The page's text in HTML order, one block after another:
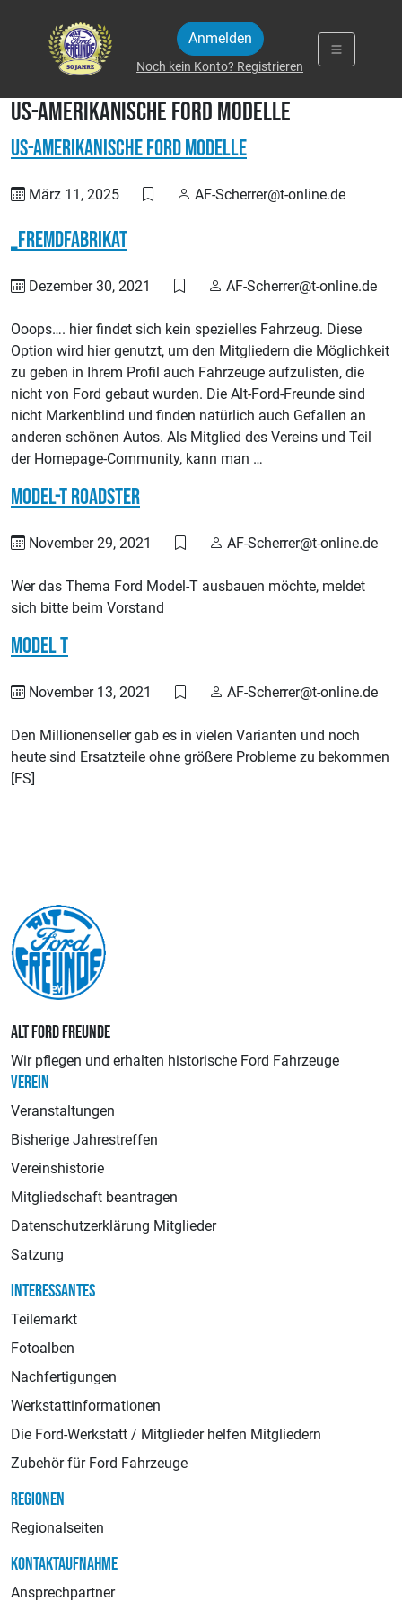
Anmelden
Noch kein Konto? Registrieren
US-Amerikanische Ford Modelle
US-Amerikanische Ford Modelle
März 11, 2025 AF-Scherrer@t-online.de
_Fremdfabrikat
Dezember 30, 2021 AF-Scherrer@t-online.de
Ooops…. hier findet sich kein spezielles Fahrzeug. Diese
Option wird hier genutzt, um den Mitgliedern die Möglichkeit
zu geben in Ihrem Profil auch Fahrzeuge aufzulisten, die
nicht von Ford gebaut wurden. Die Alt-Ford-Freunde sind
nicht Markenblind und finden natürlich auch Gefallen an
anderen schönen Autos. Als Mitglied des Vereins und Teil
der Homepage-Community, kann man …
Model-T Roadster
November 29, 2021 AF-Scherrer@t-online.de
Wer das Thema Ford Model-T ausbauen möchte, meldet
sich bitte beim Vorstand
Model T
November 13, 2021 AF-Scherrer@t-online.de
Den Millionenseller gab es in vielen Varianten und noch
heute sind Ersatzteile ohne größere Probleme zu bekommen
[FS]
ALT FORD FREUNDE
Wir pflegen und erhalten historische Ford Fahrzeuge
VEREIN
Veranstaltungen
Bisherige Jahrestreffen
Vereinshistorie
Mitgliedschaft beantragen
Datenschutzerklärung Mitglieder
Satzung
INTERESSANTES
Teilemarkt
Fotoalben
Nachfertigungen
Werkstattinformationen
Die Ford-Werkstatt / Mitglieder helfen Mitgliedern
Zubehör für Ford Fahrzeuge
REGIONEN
Regionalseiten
KONTAKTAUFNAHME
Ansprechpartner